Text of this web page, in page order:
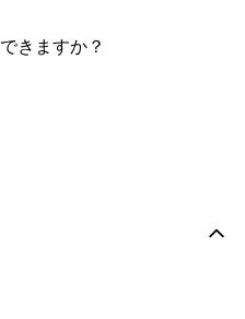
きますか？